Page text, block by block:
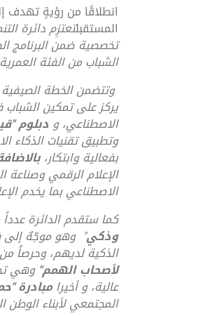
انطلاقًا من رؤيةٍ تهدف
المستقبلتعتزِم دائرة
تخصصية ضمن البرنامج
الشباب من الفئة العمرية 13 إلى 21
وتتضمن الخطة الصيفية
يركز على تمكين الشباب
الاصطناعي، ودبلوم
وتطبيق تقنيات الذكاء
بفعالية وابتكار،
الإعلام الرقمي
الاصطناعي بما يخدم
كما ستقدم الدائرة
وذكي" وهو موجّهٌ إلى
الذكية لديهم، وحرصاُ
لأصحاب الهمم" وهي
عالية، و أخيرامبادرة
المجتمعي لأبناء الوطن